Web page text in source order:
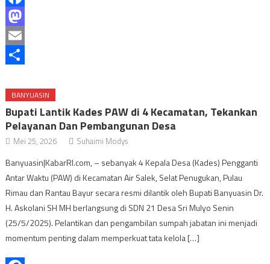
Facebook
Mastodon
Email
BANYUASIN
Bupati Lantik Kades PAW di 4 Kecamatan, Tekankan
Pelayanan Dan Pembangunan Desa
Mei 25, 2026 Suhaimi Modys
Banyuasin|KabarRI.com, – sebanyak 4 Kepala Desa (Kades) Pengganti
Antar Waktu (PAW) di Kecamatan Air Salek, Selat Penugukan, Pulau
Rimau dan Rantau Bayur secara resmi dilantik oleh Bupati Banyuasin Dr.
H. Askolani SH MH berlangsung di SDN 21 Desa Sri Mulyo Senin
(25/5/2025). Pelantikan dan pengambilan sumpah jabatan ini menjadi
momentum penting dalam memperkuat tata kelola […]